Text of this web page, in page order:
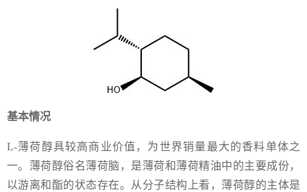
基本情况
L-薄荷醇具较高商业价值，为世界销量最大的香料单体之
一。薄荷醇俗名薄荷脑，是薄荷和薄荷精油中的主要成份，
以游离和酯的状态存在。从分子结构上看，薄荷醇的主体是